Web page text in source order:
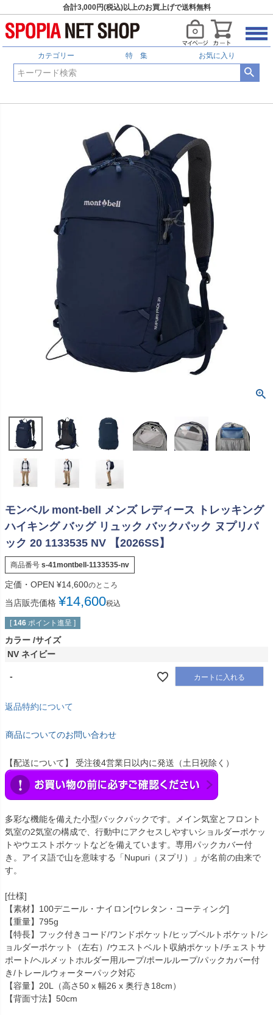
合計3,000円(税込)以上のお買上げで送料無料
カテゴリー 特 集 お気に入り
モンベル mont-bell メンズ レディース トレッキング
ハイキング バッグ リュック バックパック ヌプリパ
ック 20 1133535 NV 【2026SS】
商品番号 s-41montbell-1133535-nv
定価・OPEN ¥14,600のところ
当店販売価格 ¥14,600税込
[ 146 ポイント進呈 ]
カラー サイズ
NV ネイビー
- カートに入れる
返品特約について
商品についてのお問い合わせ
【配送について】 受注後4営業日以内に発送（土日祝除く）
多彩な機能を備えた小型バックパックです。メイン気室とフロント
気室の2気室の構成で、行動中にアクセスしやすいショルダーポケッ
トやウエストポケットなどを備えています。専用パックカバー付
き。アイヌ語で山を意味する「Nupuri（ヌプリ）」が名前の由来で
す。
[仕様]
【素材】100デニール・ナイロン[ウレタン・コーティング]
【重量】795g
【特長】フック付きコード/ワンドポケット/ヒップベルトポケット/シ
ョルダーポケット（左右）/ウエストベルト収納ポケット/チェストサ
ポート/ヘルメットホルダー用ループ/ポールループ/パックカバー付
き/トレールウォーターパック対応
【容量】20L（高さ50 x 幅26 x 奥行き18cm）
【背面寸法】50cm